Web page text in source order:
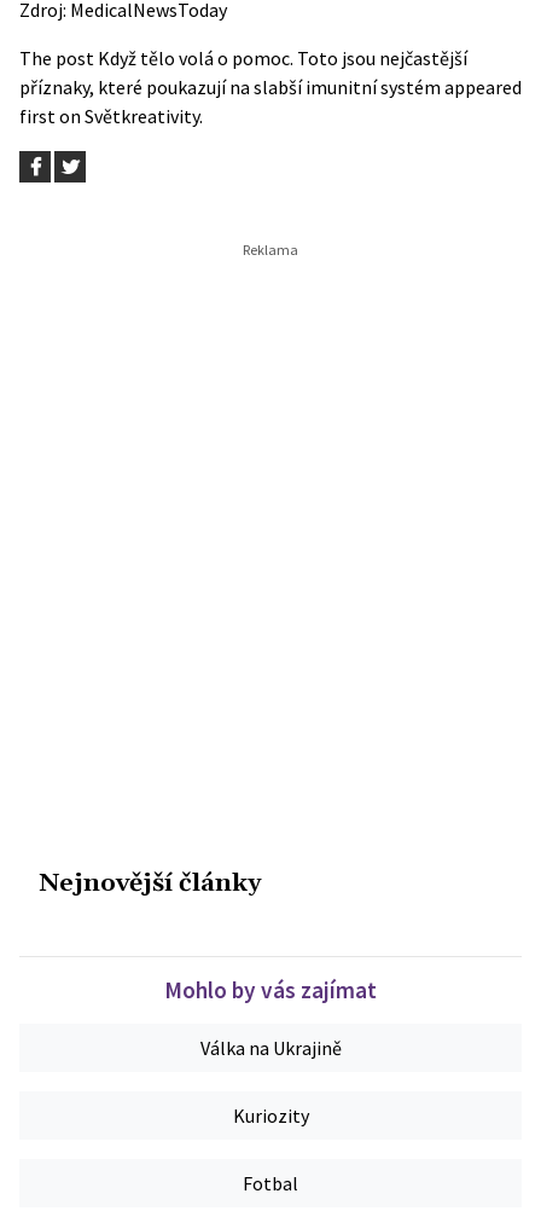
Zdroj: MedicalNewsToday
The post Když tělo volá o pomoc. Toto jsou nejčastější
příznaky, které poukazují na slabší imunitní systém appeared
first on Světkreativity.
Nejnovější články
Mohlo by vás zajímat
Válka na Ukrajině
Kuriozity
Fotbal